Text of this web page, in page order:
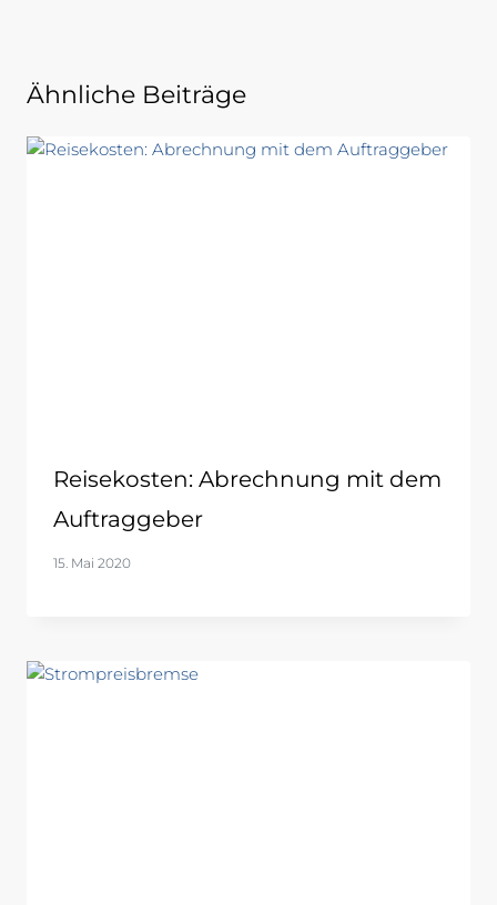
Ähnliche Beiträge
Reisekosten: Abrechnung mit dem
Auftraggeber
15. Mai 2020